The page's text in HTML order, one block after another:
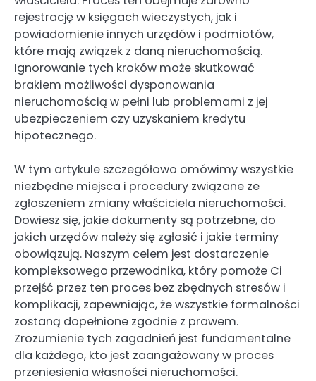
rejestrację w księgach wieczystych, jak i
powiadomienie innych urzędów i podmiotów,
które mają związek z daną nieruchomością.
Ignorowanie tych kroków może skutkować
brakiem możliwości dysponowania
nieruchomością w pełni lub problemami z jej
ubezpieczeniem czy uzyskaniem kredytu
hipotecznego.
W tym artykule szczegółowo omówimy wszystkie
niezbędne miejsca i procedury związane ze
zgłoszeniem zmiany właściciela nieruchomości.
Dowiesz się, jakie dokumenty są potrzebne, do
jakich urzędów należy się zgłosić i jakie terminy
obowiązują. Naszym celem jest dostarczenie
kompleksowego przewodnika, który pomoże Ci
przejść przez ten proces bez zbędnych stresów i
komplikacji, zapewniając, że wszystkie formalności
zostaną dopełnione zgodnie z prawem.
Zrozumienie tych zagadnień jest fundamentalne
dla każdego, kto jest zaangażowany w proces
przeniesienia własności nieruchomości.